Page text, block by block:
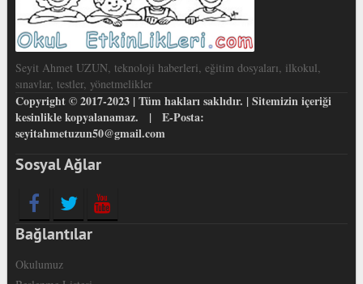
Seyit Ahmet UZUN, teknoloji haberleri, eğitim dosyaları, ilkokul,
sınavlar, testler, yönetmelikler
Copyright © 2017-2023 | Tüm hakları saklıdır. | Sitemizin içeriği
kesinlikle kopyalanamaz. | E-Posta:
seyitahmetuzun50@gmail.com
Sosyal Ağlar
Bağlantılar
Okulumuz